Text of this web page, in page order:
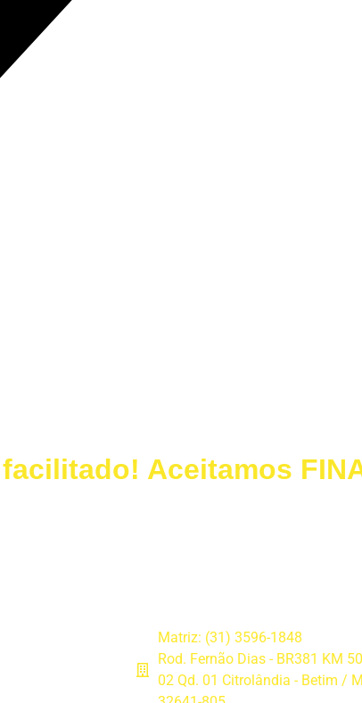
Aceitamos
Matriz: (31) 3596-1848
Rod. Fernão Dias - BR381 KM
02 Qd. 01 Citrolândia - Betim /